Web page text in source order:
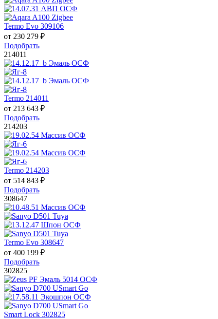
Termo Evo 309106
от 230 279 ₽
Подобрать
214011
Termo 214011
от 213 643 ₽
Подобрать
214203
Termo 214203
от 514 843 ₽
Подобрать
308647
Termo Evo 308647
от 400 199 ₽
Подобрать
302825
Smart Lock 302825